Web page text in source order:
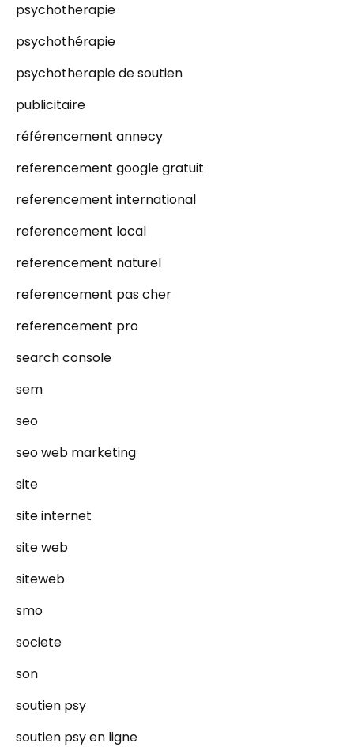
psychotherapie
psychothérapie
psychotherapie de soutien
publicitaire
référencement annecy
referencement google gratuit
referencement international
referencement local
referencement naturel
referencement pas cher
referencement pro
search console
sem
seo
seo web marketing
site
site internet
site web
siteweb
smo
societe
son
soutien psy
soutien psy en ligne